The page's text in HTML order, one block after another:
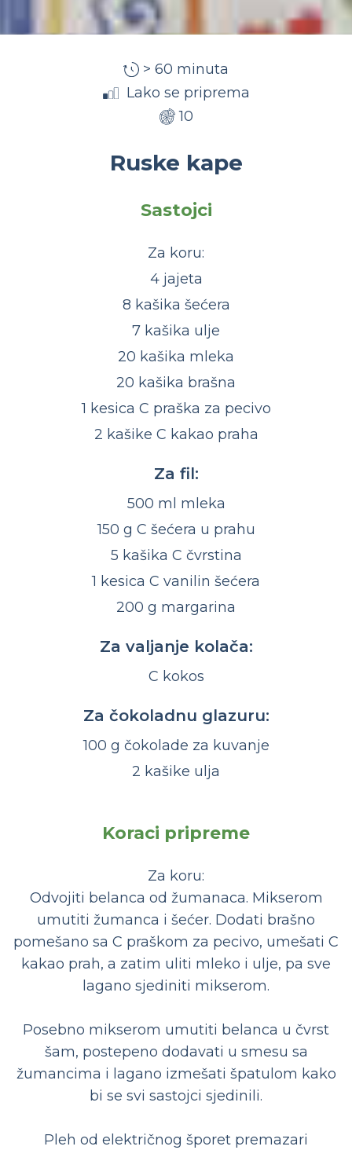
> 60 minuta
Lako se priprema
10
Ruske kape
Sastojci
Za koru:
4 jajeta
8 kašika šećera
7 kašika ulje
20 kašika mleka
20 kašika brašna
1 kesica C praška za pecivo
2 kašike C kakao praha
Za fil:
500 ml mleka
150 g C šećera u prahu
5 kašika C čvrstina
1 kesica C vanilin šećera
200 g margarina
Za valjanje kolača:
C kokos
Za čokoladnu glazuru:
100 g čokolade za kuvanje
2 kašike ulja
Koraci pripreme
Za koru:
Odvojiti belanca od žumanaca. Mikserom
umutiti žumanca i šećer. Dodati brašno
pomešano sa C praškom za pecivo, umešati C
kakao prah, a zatim uliti mleko i ulje, pa sve
lagano sjediniti mikserom.
Posebno mikserom umutiti belanca u čvrst
šam, postepeno dodavati u smesu sa
žumancima i lagano izmešati špatulom kako
bi se svi sastojci sjedinili.
Pleh od električnog šporet premazari